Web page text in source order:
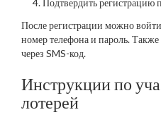
Подтвердить
После регистрации можно
номер телефона и пароль.
через SMS-код.
Инструкции по
лотерей